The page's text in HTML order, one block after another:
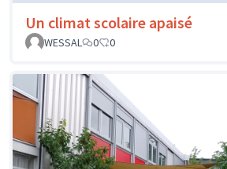
Un climat scolaire apaisé
WESSAL
0 0